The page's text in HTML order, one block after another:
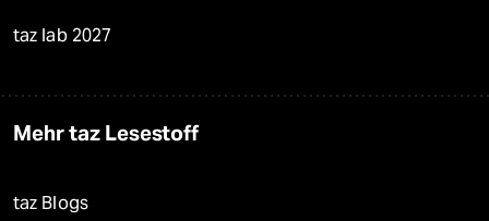
taz lab 2027
Mehr taz Lesestoff
taz Blogs